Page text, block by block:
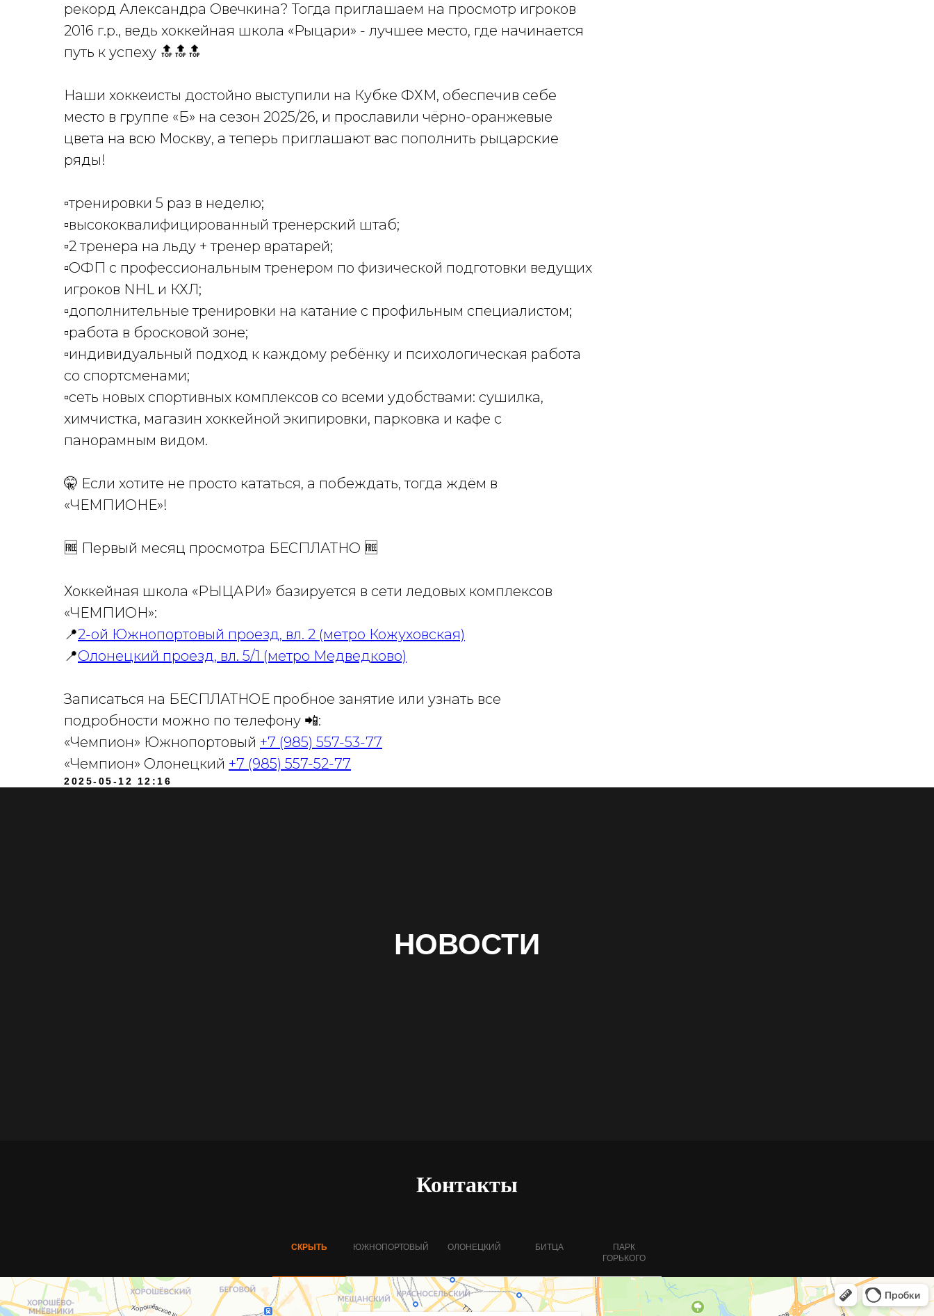
рекорд Александра Овечкина? Тогда приглашаем на просмотр игроков
2016 г.р., ведь хоккейная школа «Рыцари» - лучшее место, где начинается
путь к успеху 🔝🔝🔝
Наши хоккеисты достойно выступили на Кубке ФХМ, обеспечив себе
место в группе «Б» на сезон 2025/26, и прославили чёрно-оранжевые
цвета на всю Москву, а теперь приглашают вас пополнить рыцарские
ряды!
▫️тренировки 5 раз в неделю;
▫️высококвалифицированный тренерский штаб;
▫️2 тренера на льду + тренер вратарей;
▫️ОФП с профессиональным тренером по физической подготовки ведущих
игроков NHL и КХЛ;
▫️дополнительные тренировки на катание с профильным специалистом;
▫️работа в бросковой зоне;
▫️индивидуальный подход к каждому ребёнку и психологическая работа
со спортсменами;
▫️сеть новых спортивных комплексов со всеми удобствами: сушилка,
химчистка, магазин хоккейной экипировки, парковка и кафе с
панорамным видом.
🤫 Если хотите не просто кататься, а побеждать, тогда ждём в
«ЧЕМПИОНЕ»!
🆓 Первый месяц просмотра БЕСПЛАТНО 🆓
Хоккейная школа «РЫЦАРИ» базируется в сети ледовых комплексов
«ЧЕМПИОН»:
📍2-ой Южнопортовый проезд, вл. 2 (метро Кожуховская)
📍Олонецкий проезд, вл. 5/1 (метро Медведково)
Записаться на БЕСПЛАТНОЕ пробное занятие или узнать все
подробности можно по телефону 📲:
«Чемпион» Южнопортовый +7 (985) 557-53-77
«Чемпион» Олонецкий +7 (985) 557-52-77
2025-05-12 12:16
НОВОСТИ
Контакты
СКРЫТЬ ЮЖНОПОРТОВЫЙ ОЛОНЕЦКИЙ БИТЦА
ПАРК
ГОРЬКОГО